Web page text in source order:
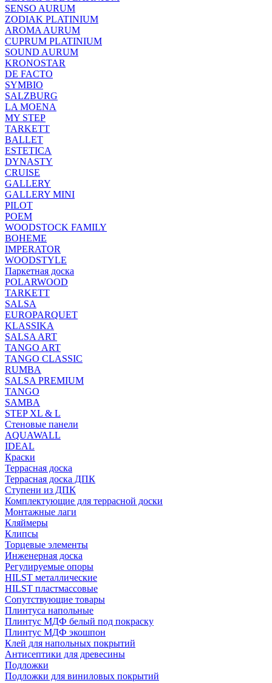
SENSO AURUM
ZODIAK PLATINIUM
AROMA AURUM
CUPRUM PLATINIUM
SOUND AURUM
KRONOSTAR
DE FACTO
SYMBIO
SALZBURG
LA MOENA
MY STEP
TARKETT
BALLET
ESTETICA
DYNASTY
CRUISE
GALLERY
GALLERY MINI
PILOT
POEM
WOODSTOCK FAMILY
BOHEME
IMPERATOR
WOODSTYLE
Паркетная доска
POLARWOOD
TARKETT
SALSA
EUROPARQUET
KLASSIKA
SALSA ART
TANGO ART
TANGO CLASSIC
RUMBA
SALSA PREMIUM
TANGO
SAMBA
STEP XL & L
Стеновые панели
AQUAWALL
IDEAL
Краски
Террасная доска
Террасная доска ДПК
Ступени из ДПК
Комплектующие для террасной доски
Монтажные лаги
Кляймеры
Клипсы
Торцевые элементы
Инженерная доска
Регулируемые опоры
HILST металлические
HILST пластмассовые
Сопутствующие товары
Плинтуса напольные
Плинтус МДФ белый под покраску
Плинтус МДФ экошпон
Клей для напольных покрытий
Антисептики для древесины
Подложки
Подложки для виниловых покрытий